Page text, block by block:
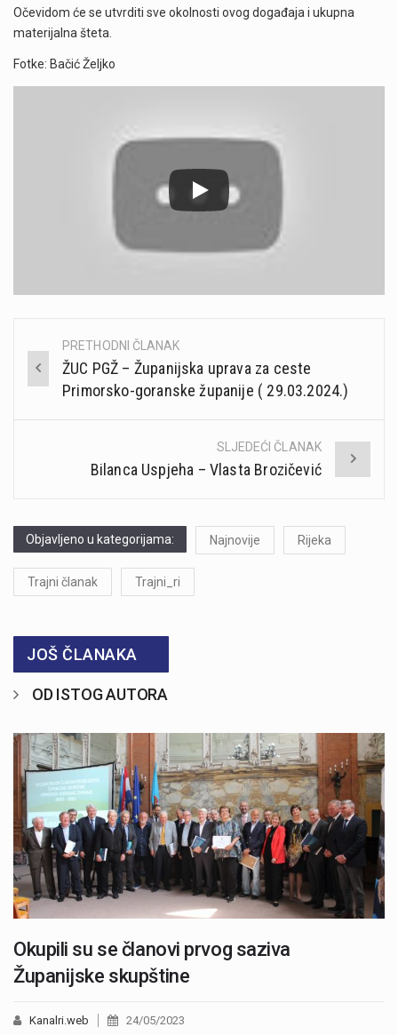
Očevidom će se utvrditi sve okolnosti ovog događaja i ukupna
materijalna šteta.
Fotke: Bačić Željko
Post
navigation
PRETHODNI ČLANAK
ŽUC PGŽ – Županijska uprava za ceste
Primorsko-goranske županije ( 29.03.2024.)
SLJEDEĆI ČLANAK
Bilanca Uspjeha – Vlasta Brozičević
Objavljeno u kategorijama: Najnovije Rijeka
Trajni članak Trajni_ri
JOŠ ČLANAKA
OD ISTOG AUTORA
Okupili su se članovi prvog saziva
Županijske skupštine
Kanalri.web 24/05/2023